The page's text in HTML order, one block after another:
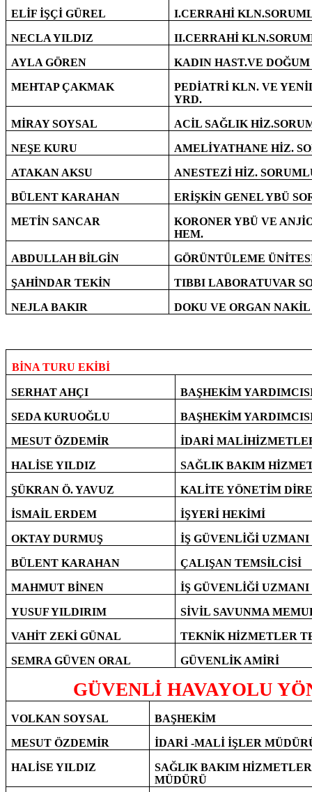
ELİF İŞÇİ GÜREL I.CERRAHİ
NECLA YILDIZ II.CERRAHİ
AYLA GÖREN KADIN HAST.VE DOĞUM
MEHTAP ÇAKMAK
PEDİATRİ KLN. VE
YRD.
MİRAY SOYSAL ACİL SAĞLIK
NEŞE KURU AMELİYATHANE HİZ.
ATAKAN AKSU ANESTEZİ HİZ.
BÜLENT KARAHAN ERİŞKİN GENEL YBÜ
METİN SANCAR
KORONER YBÜ VE
HEM.
ABDULLAH BİLGİN GÖRÜNTÜLEME
ŞAHİNDAR TEKİN TIBBI LABORATUVAR
NEJLA BAKIR DOKU VE ORGAN
BİNA TURU EKİBİ
SERHAT AHÇI BAŞHEKİM
SEDA KURUOĞLU BAŞHEKİM
MESUT ÖZDEMİR İDARİ
HALİSE YILDIZ SAĞLIK BAKIM
ŞÜKRAN Ö. YAVUZ KALİTE YÖNETİM
İSMAİL ERDEM İŞYERİ HEKİMİ
OKTAY DURMUŞ İŞ GÜVENLİĞİ UZMANI
BÜLENT KARAHAN ÇALIŞAN TEMSİLCİSİ
MAHMUT BİNEN İŞ GÜVENLİĞİ UZMANI
YUSUF YILDIRIM SİVİL SAVUNMA
VAHİT ZEKİ GÜNAL TEKNİK HİZMETLER
SEMRA GÜVEN ORAL GÜVENLİK AMİRİ
GÜVENLİ HAVAYOLU
VOLKAN SOYSAL BAŞHEKİM
MESUT ÖZDEMİR İDARİ -MALİ İŞLER
HALİSE YILDIZ
SAĞLIK BAKIM
MÜDÜRÜ